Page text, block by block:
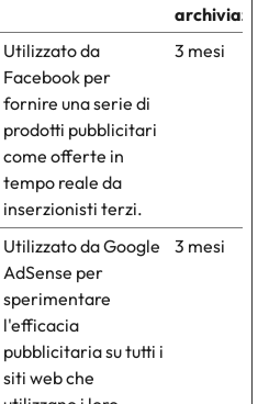
Utilizzato da
Facebook per
fornire una serie di
prodotti pubblicitari
come offerte in
tempo reale da
inserzionisti terzi.
3 mesi
Utilizzato da Google
AdSense per
sperimentare
l'efficacia
pubblicitaria su tutti i
siti web che
3 mesi